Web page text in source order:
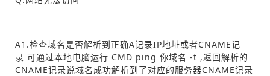
A1.检查域名是否解析到正确A记录IP地址或者CNAME记
录 可通过本地电脑运行 CMD ping 你域名 -t ,返回解析的
CNAME记录说域名成功解析到了对应的服务器CNAME记录